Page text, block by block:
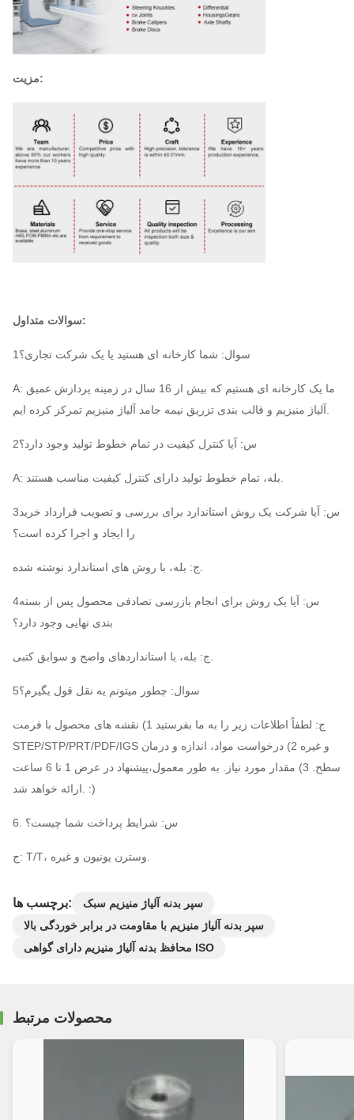
مزیت:
سوالات متداول:
1سوال: شما کارخانه ای هستید یا یک شرکت تجاری؟
A: ما یک کارخانه ای هستیم که بیش از 16 سال در زمینه پردازش عمیق
2س: آیا کنترل کیفیت در تمام خطوط تولید وجود دارد؟
3س: آیا شرکت یک روش استاندارد برای بررسی و تصویب قرارداد خرید
را ایجاد و اجرا کرده است؟
4س: آیا یک روش برای انجام بازرسی تصادفی محصول پس از بسته
بندی نهایی وجود دارد؟
5سوال: چطور میتونم یه نقل قول بگیرم؟
ج: لطفاً اطلاعات زیر را به ما بفرستید 1) نقشه های محصول با فرمت
STEP/STP/PRT/PDF/IGS و غیره 2) درخواست مواد، اندازه و درمان
سطح. 3) مقدار مورد نیاز. به طور معمول،پیشنهاد در عرض 1 تا 6 ساعت
ارائه خواهد شد. :)
6. س: شرایط پرداخت شما چیست؟
برچسب ها:
سپر بدنه آلیاژ منیزیم سبک
سپر بدنه آلیاژ منیزیم با مقاومت در برابر خوردگی بالا
محافظ بدنه آلیاژ منیزیم دارای گواهی ISO
محصولات مرتبط